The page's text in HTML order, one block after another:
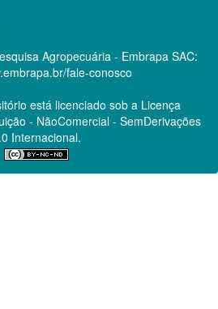
Agropecuária - Embrapa SAC:
fale-conosco
está licenciado sob a Licença
- NãoComercial - SemDerivações
Internacional.